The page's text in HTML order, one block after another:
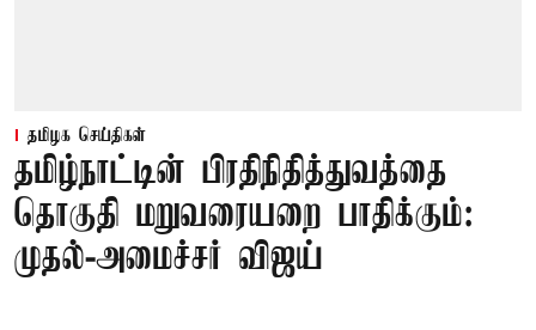
தமிழக செய்திகள்
தமிழ்நாட்டின் பிரதிநிதித்துவத்தை
தொகுதி மறுவரையறை பாதிக்கும்:
முதல்-அமைச்சர் விஜய்